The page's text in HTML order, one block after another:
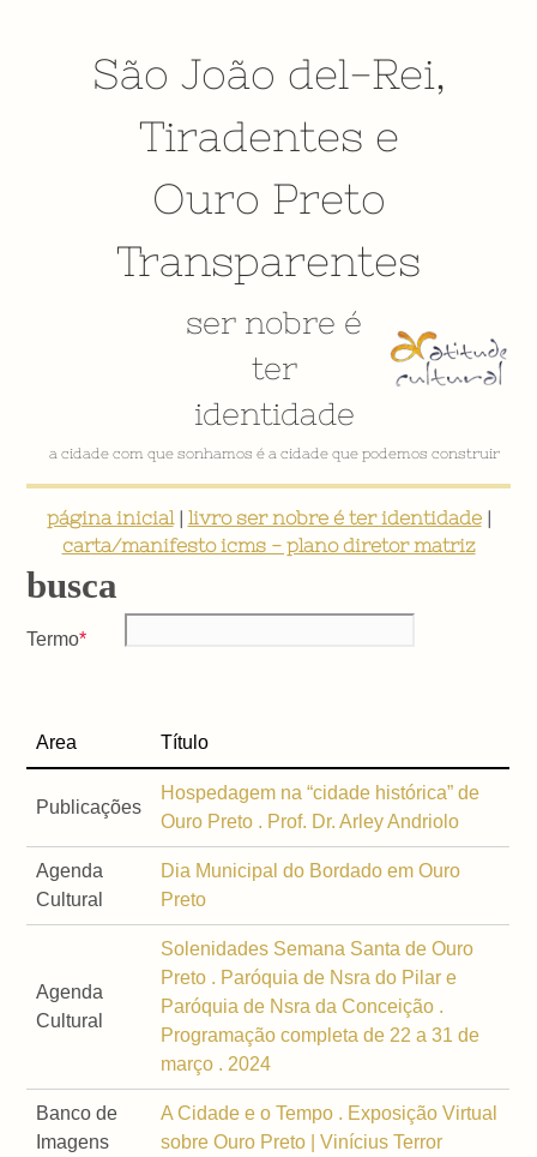
São João del-Rei,
Tiradentes e
Ouro Preto
Transparentes
ser nobre é
ter
identidade
a cidade com que sonhamos é a cidade que podemos construir
página inicial| livro ser nobre é ter identidade|
carta/manifesto icms - plano diretor matriz
busca
Termo
Area Título
Publicações
Hospedagem na “cidade histórica” de
Ouro Preto . Prof. Dr. Arley Andriolo
Agenda
Cultural
Dia Municipal do Bordado em Ouro
Preto
Agenda
Cultural
Solenidades Semana Santa de Ouro
Preto . Paróquia de Nsra do Pilar e
Paróquia de Nsra da Conceição .
Programação completa de 22 a 31 de
março . 2024
Banco de
Imagens
A Cidade e o Tempo . Exposição Virtual
sobre Ouro Preto | Vinícius Terror